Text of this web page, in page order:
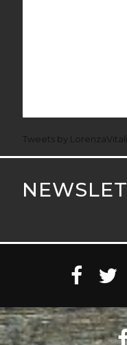
Tweets by LorenzaVitali